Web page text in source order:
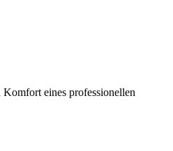
eines professionellen